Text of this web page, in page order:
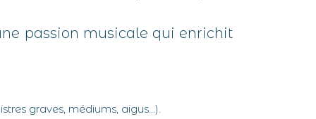
passion musicale qui enrichit
graves, médiums, aigus…).